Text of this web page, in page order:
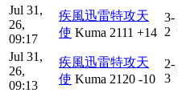
Jul 31,
26,
09:17
疾風迅雷特攻天
使 Kuma 2111 +14
3-
2
Jul 31,
26,
09:13
疾風迅雷特攻天
使 Kuma 2120 -10
2-
3